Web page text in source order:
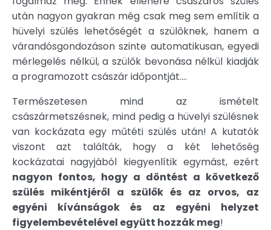
után nagyon gyakran még csak meg sem említik a
hüvelyi szülés lehetőségét a szülőknek, hanem a
várandósgondozáson szinte automatikusan, egyedi
mérlegelés nélkül, a szülők bevonása nélkül kiadják
a programozott császár időpontját….
Természetesen mind az ismételt
császármetszésnek, mind pedig a hüvelyi szülésnek
van kockázata egy műtéti szülés után! A kutatók
viszont azt találták, hogy a két lehetőség
kockázatai nagyjából kiegyenlítik egymást, ezért
nagyon fontos, hogy a döntést a következő
szülés mikéntjéről a szülők és az orvos, az
egyéni kívánságok és az egyéni helyzet
figyelembevételével együtt hozzák meg!